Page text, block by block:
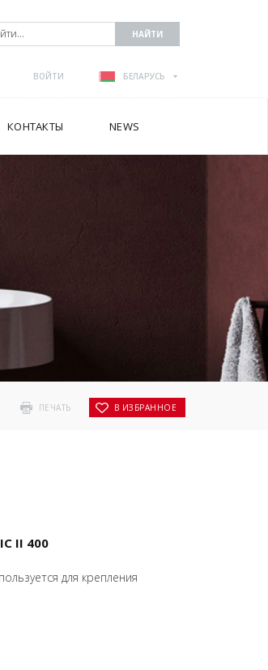
ВОЙТИ БЕЛАРУСЬ
КОНТАКТЫ NEWS
ПЕЧАТЬ В ИЗБРАННОЕ
II 400
для крепления